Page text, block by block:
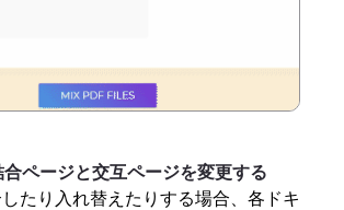
ページと交互ページを変更する
たり入れ替えたりする場合、各ドキ